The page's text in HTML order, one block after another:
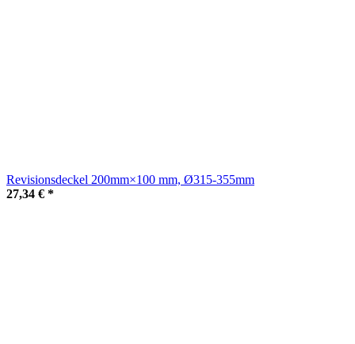
Revisionsdeckel 200mm×100 mm, Ø315-355mm
27,34 € *